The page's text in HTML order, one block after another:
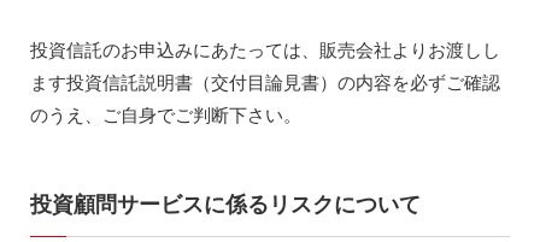
投資信託のお申込みにあたっては、販売会社よりお渡しし
ます投資信託説明書（交付目論見書）の内容を必ずご確認
のうえ、ご自身でご判断下さい。
投資顧問サービスに係るリスクについて